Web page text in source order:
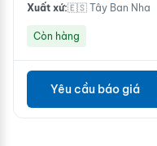
Xuất xứ:🇪🇸 Tây Ban Nha
Còn hàng
Yêu cầu báo giá